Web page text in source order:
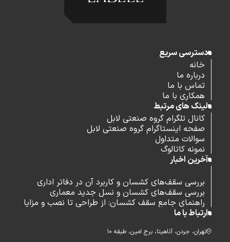
دسترسی سریع
خانه
درباره ما
تماس با ما
همکاری با ما
لینک های مرتبط
کانال تلگرام گروه صنعتی لابل
صفحه اینستاگرام گروه صنعتی لابل
سوالات متداول
نمونه کاتالوگ
آخرین اخبار
بررسی سقف‌های کشسان و کاربرد آن در دفاتر اداری
بررسی سقف‌های کشسان و نسل جدید معماری
راهنمای جامع سقف کشسان: از طراحی تا نصب و مزایا
ارتباط با ما
تهران، جردن، آناهیتا، برج امین، طبقه ۱۰